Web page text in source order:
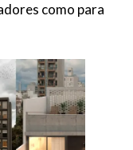
como para